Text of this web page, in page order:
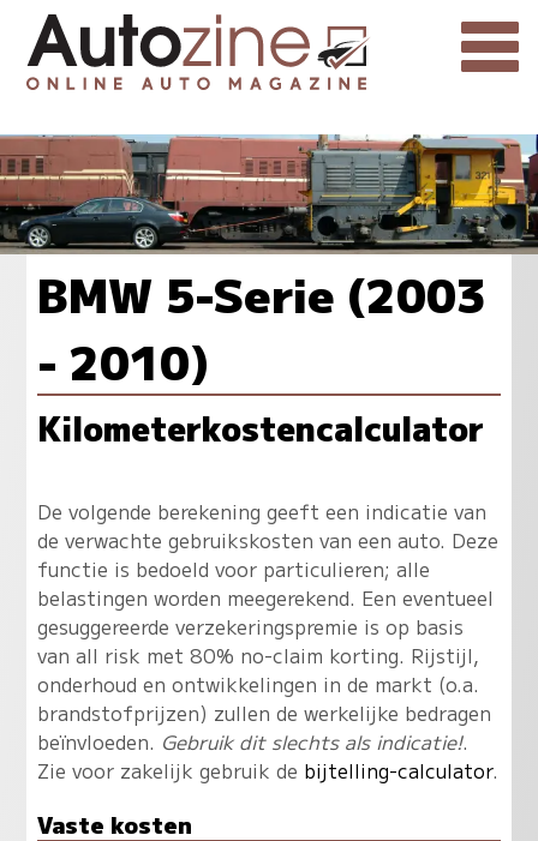
BMW 5-Serie (2003
- 2010)
Kilometerkostencalculator
De volgende berekening geeft een indicatie van
de verwachte gebruikskosten van een auto. Deze
functie is bedoeld voor particulieren; alle
belastingen worden meegerekend. Een eventueel
gesuggereerde verzekeringspremie is op basis
van all risk met 80% no-claim korting. Rijstijl,
onderhoud en ontwikkelingen in de markt (o.a.
brandstofprijzen) zullen de werkelijke bedragen
beïnvloeden. Gebruik dit slechts als indicatie!.
Zie voor zakelijk gebruik de bijtelling-calculator.
Vaste kosten